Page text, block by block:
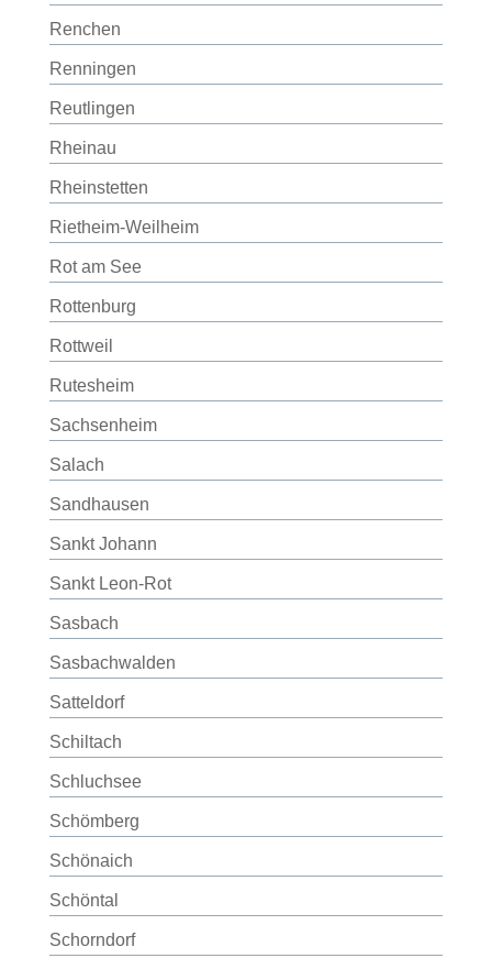
Renchen
Renningen
Reutlingen
Rheinau
Rheinstetten
Rietheim-Weilheim
Rot am See
Rottenburg
Rottweil
Rutesheim
Sachsenheim
Salach
Sandhausen
Sankt Johann
Sankt Leon-Rot
Sasbach
Sasbachwalden
Satteldorf
Schiltach
Schluchsee
Schömberg
Schönaich
Schöntal
Schorndorf